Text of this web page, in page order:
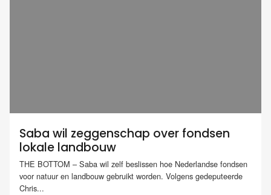
Saba wil zeggenschap over fondsen
lokale landbouw
THE BOTTOM – Saba wil zelf beslissen hoe Nederlandse fondsen
voor natuur en landbouw gebruikt worden. Volgens gedeputeerde
Chris...